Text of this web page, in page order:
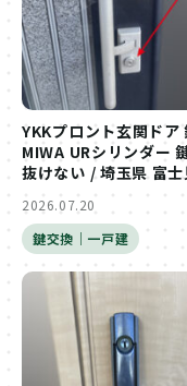
YKKプロント玄関ドア
MIWA URシリンダー
抜けない / 埼玉県 富
2026.07.20
鍵交換｜一戸建